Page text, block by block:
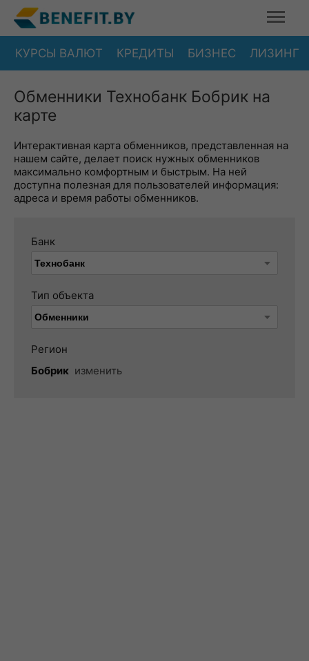
КУРСЫ ВАЛЮТ КРЕДИТЫ БИЗНЕС ЛИЗИНГ
Обменники Технобанк Бобрик на
карте
Интерактивная карта обменников, представленная на
нашем сайте, делает поиск нужных обменников
максимально комфортным и быстрым. На ней
доступна полезная для пользователей информация:
адреса и время работы обменников.
Банк
Тип объекта
Регион
Бобрик изменить